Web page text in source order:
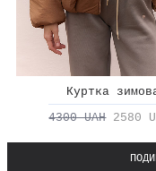
Куртка
4300 UAH 2580